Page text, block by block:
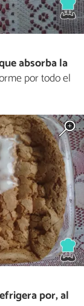
absorba la
por todo el
por, al